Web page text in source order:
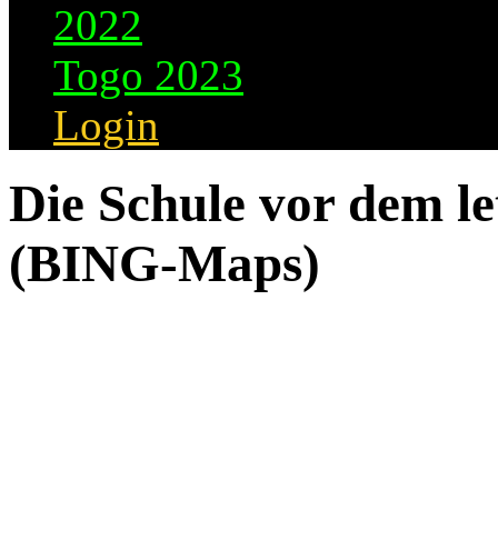
2022
Togo 2023
Login
Die Schule vor dem
(BING-Maps)